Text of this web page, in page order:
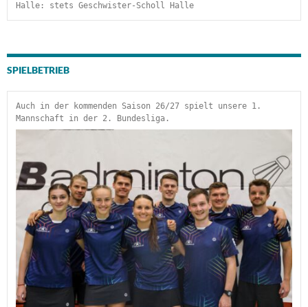
Halle: stets Geschwister-Scholl Halle
SPIELBETRIEB
Auch in der kommenden Saison 26/27 spielt unsere 1.
Mannschaft in der 2. Bundesliga.